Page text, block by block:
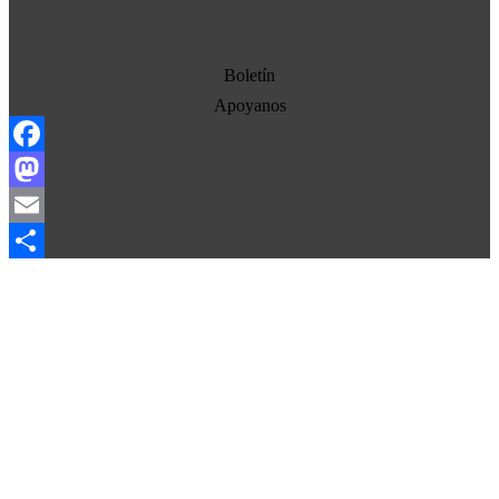
Oriente Medio
Norte-Sur
Sociedad
Ojo con los medios
Boletín
Apoyanos
Facebook
Mastodon
Email